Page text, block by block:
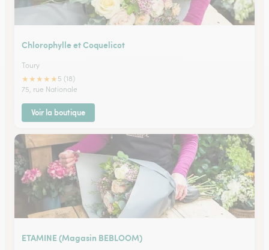
Chlorophylle et Coquelicot
Toury
★★★★★ 5 (18)
75, rue Nationale
Voir la boutique
ETAMINE (Magasin BEBLOOM)